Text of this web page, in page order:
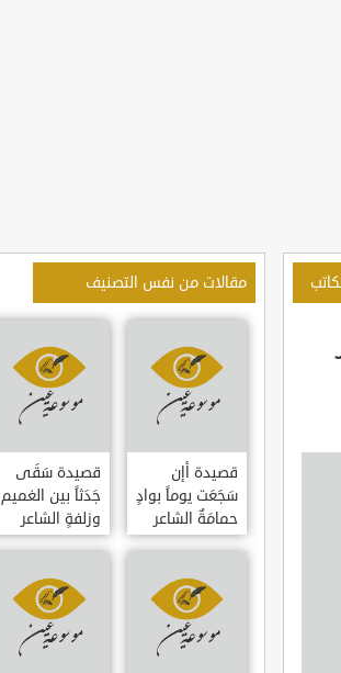
مقالات من نفس التصنيف
قصيدة أإن
سَجَعَت يوماً بوادٍ
حمامَةٌ الشاعر
العوام بن عقبة
قصيدة سَقَى
جَدَثاً بين الغميم
وزلفةٍ الشاعر
العوام بن عقبة